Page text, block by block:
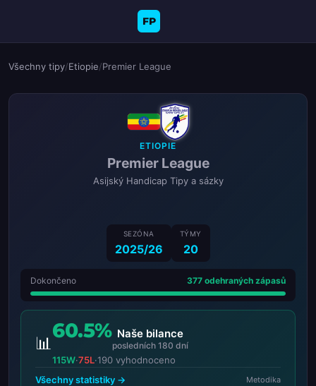
FP
Všechny tipy/Etiopie/Premier League
ETIOPIE
Premier League
Asijský Handicap Tipy a sázky
SEZÓNA
2025/26
TÝMY
20
Dokončeno 377 odehraných zápasů
📊
60.5% Naše bilance
posledních 180 dní
115W·75L·190 vyhodnoceno
Všechny statistiky →
Metodika